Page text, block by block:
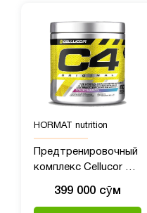
HORMAT nutrition
Предтренировочный
комплекс Cellucor C4
399 000 сӯм